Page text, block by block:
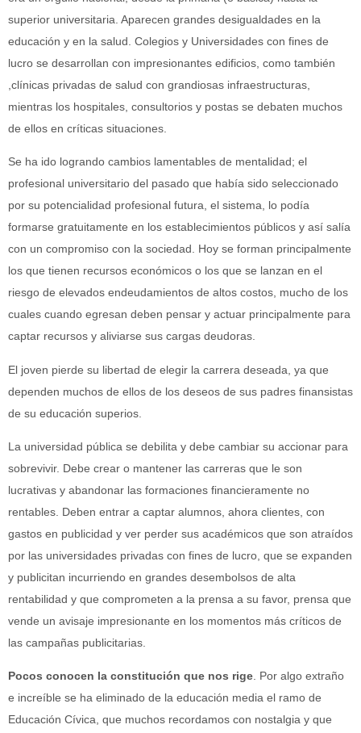
superior universitaria. Aparecen grandes desigualdades en la
educación y en la salud. Colegios y Universidades con fines de
lucro se desarrollan con impresionantes edificios, como también
,clínicas privadas de salud con grandiosas infraestructuras,
mientras los hospitales, consultorios y postas se debaten muchos
de ellos en críticas situaciones.
Se ha ido logrando cambios lamentables de mentalidad; el
profesional universitario del pasado que había sido seleccionado
por su potencialidad profesional futura, el sistema, lo podía
formarse gratuitamente en los establecimientos públicos y así salía
con un compromiso con la sociedad. Hoy se forman principalmente
los que tienen recursos económicos o los que se lanzan en el
riesgo de elevados endeudamientos de altos costos, mucho de los
cuales cuando egresan deben pensar y actuar principalmente para
captar recursos y aliviarse sus cargas deudoras.
El joven pierde su libertad de elegir la carrera deseada, ya que
dependen muchos de ellos de los deseos de sus padres finansistas
de su educación superios.
La universidad pública se debilita y debe cambiar su accionar para
sobrevivir. Debe crear o mantener las carreras que le son
lucrativas y abandonar las formaciones financieramente no
rentables. Deben entrar a captar alumnos, ahora clientes, con
gastos en publicidad y ver perder sus académicos que son atraídos
por las universidades privadas con fines de lucro, que se expanden
y publicitan incurriendo en grandes desembolsos de alta
rentabilidad y que comprometen a la prensa a su favor, prensa que
vende un avisaje impresionante en los momentos más críticos de
las campañas publicitarias.
Pocos conocen la constitución que nos rige. Por algo extraño
e increíble se ha eliminado de la educación media el ramo de
Educación Cívica, que muchos recordamos con nostalgia y que